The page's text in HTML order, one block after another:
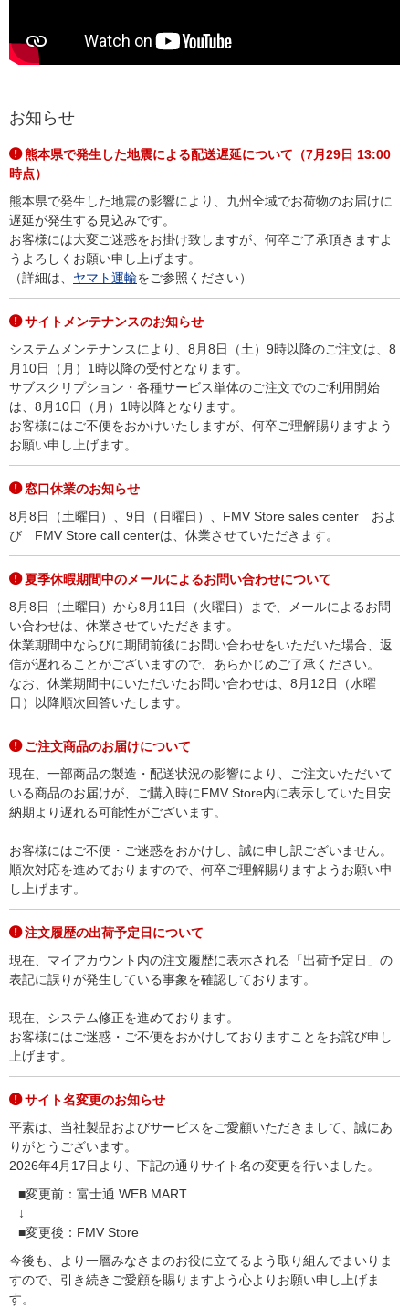
お知らせ
熊本県で発生した地震による配送遅延について（7月29日 13:00
時点）
熊本県で発生した地震の影響により、九州全域でお荷物のお届けに
遅延が発生する見込みです。
お客様には大変ご迷惑をお掛け致しますが、何卒ご了承頂きますよ
うよろしくお願い申し上げます。
（詳細は、 ヤマト運輸をご参照ください）
サイトメンテナンスのお知らせ
システムメンテナンスにより、8月8日（土）9時以降のご注文は、8
月10日（月）1時以降の受付となります。
サブスクリプション・各種サービス単体のご注文でのご利用開始
は、8月10日（月）1時以降となります。
お客様にはご不便をおかけいたしますが、何卒ご理解賜りますよう
お願い申し上げます。
窓口休業のお知らせ
8月8日（土曜日）、9日（日曜日）、FMV Store sales center およ
び FMV Store call centerは、休業させていただきます。
夏季休暇期間中のメールによるお問い合わせについて
8月8日（土曜日）から8月11日（火曜日）まで、メールによるお問
い合わせは、休業させていただきます。
休業期間中ならびに期間前後にお問い合わせをいただいた場合、返
信が遅れることがございますので、あらかじめご了承ください。
なお、休業期間中にいただいたお問い合わせは、8月12日（水曜
日）以降順次回答いたします。
ご注文商品のお届けについて
現在、一部商品の製造・配送状況の影響により、ご注文いただいて
いる商品のお届けが、ご購入時にFMV Store内に表示していた目安
納期より遅れる可能性がございます。
お客様にはご不便・ご迷惑をおかけし、誠に申し訳ございません。
順次対応を進めておりますので、何卒ご理解賜りますようお願い申
し上げます。
注文履歴の出荷予定日について
現在、マイアカウント内の注文履歴に表示される「出荷予定日」の
表記に誤りが発生している事象を確認しております。
現在、システム修正を進めております。
お客様にはご迷惑・ご不便をおかけしておりますことをお詫び申し
上げます。
サイト名変更のお知らせ
平素は、当社製品およびサービスをご愛顧いただきまして、誠にあ
りがとうございます。
2026年4月17日より、下記の通りサイト名の変更を行いました。
■変更前：富士通 WEB MART
↓
■変更後：FMV Store
今後も、より一層みなさまのお役に立てるよう取り組んでまいりま
すので、引き続きご愛顧を賜りますよう心よりお願い申し上げま
す。